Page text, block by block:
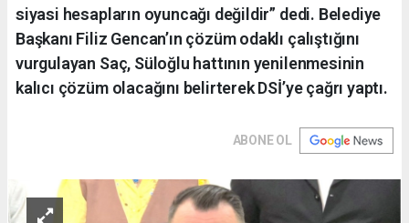
siyasi hesapların oyuncağı değildir” dedi. Belediye
Başkanı Filiz Gencan’ın çözüm odaklı çalıştığını
vurgulayan Saç, Süloğlu hattının yenilenmesinin
kalıcı çözüm olacağını belirterek DSİ’ye çağrı yaptı.
ABONE OL